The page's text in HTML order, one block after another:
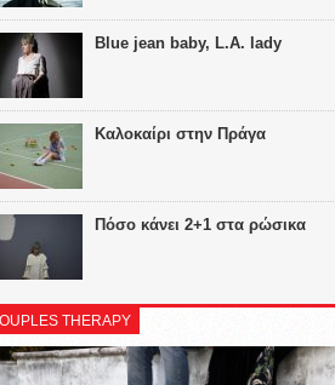
Blue jean baby, L.A. lady
Καλοκαίρι στην Πράγα
Πόσο κάνει 2+1 στα ρώσικα
THERAPY